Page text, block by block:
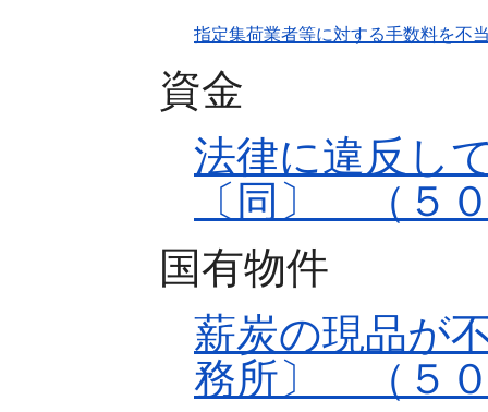
指定集荷業者等に対する手数料を不
資金
法律に違反し
〔同〕 （５
国有物件
薪炭の現品が
務所〕 （５